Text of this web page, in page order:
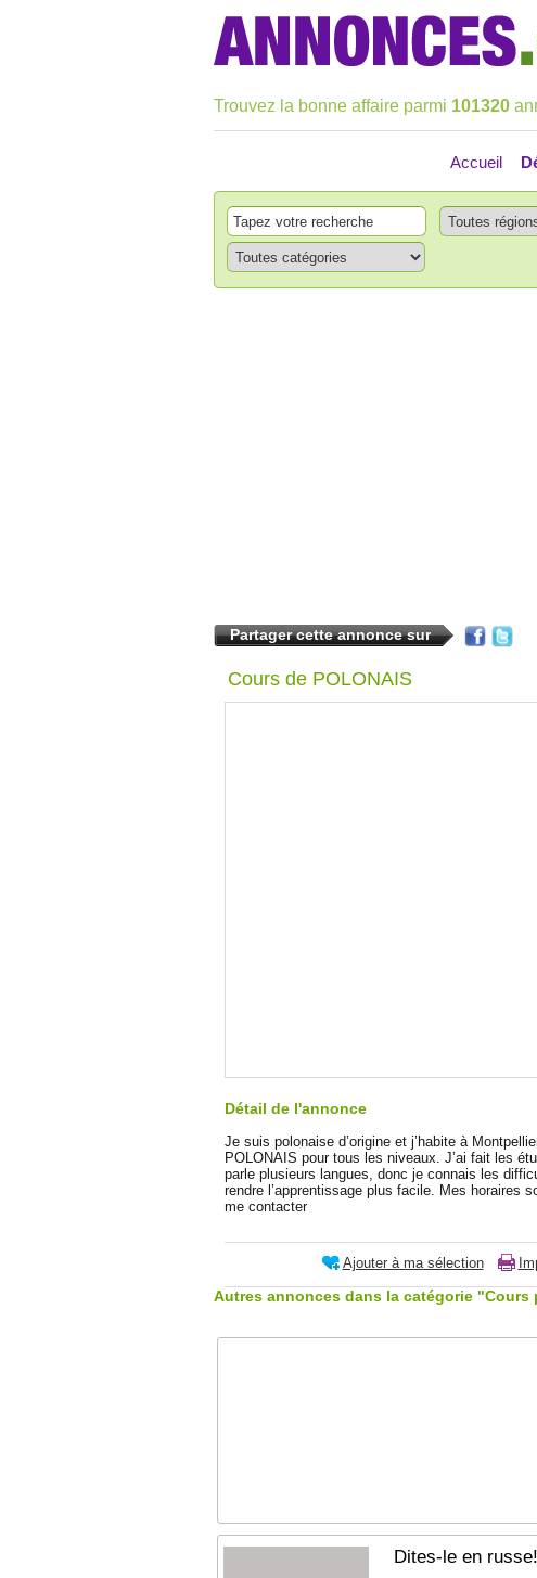
Trouvez la bonne affaire parmi 101320
Accueil
Partager cette annonce sur
Cours de POLONAIS
Détail de l'annonce
Je suis polonaise d’origine et j’habite à
POLONAIS pour tous les niveaux. J’ai fait les
parle plusieurs langues, donc je connais les
rendre l’apprentissage plus facile. Mes horaires
me contacter
Ajouter à ma sélection
Autres annonces dans la catégorie "Cours
Dites-le en russe!